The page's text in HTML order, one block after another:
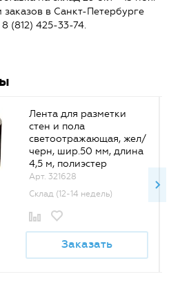
в Санкт-Петербурге
(812) 425-33-74.
Лента для разметки
стен и пола
светоотражающая, жел/
черн, шир.50 мм, длина
4,5 м, полиэстер
{gws76308}
Арт. 321628
Склад (12-14 недель)
Заказать